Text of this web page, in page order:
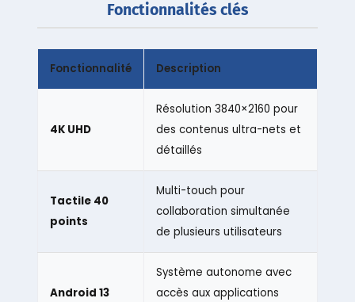
Fonctionnalités clés
Fonctionnalité Description
4K UHD
Résolution 3840×2160 pour
des contenus ultra-nets et
détaillés
Tactile 40
points
Multi-touch pour
collaboration simultanée
de plusieurs utilisateurs
Android 13
Système autonome avec
accès aux applications